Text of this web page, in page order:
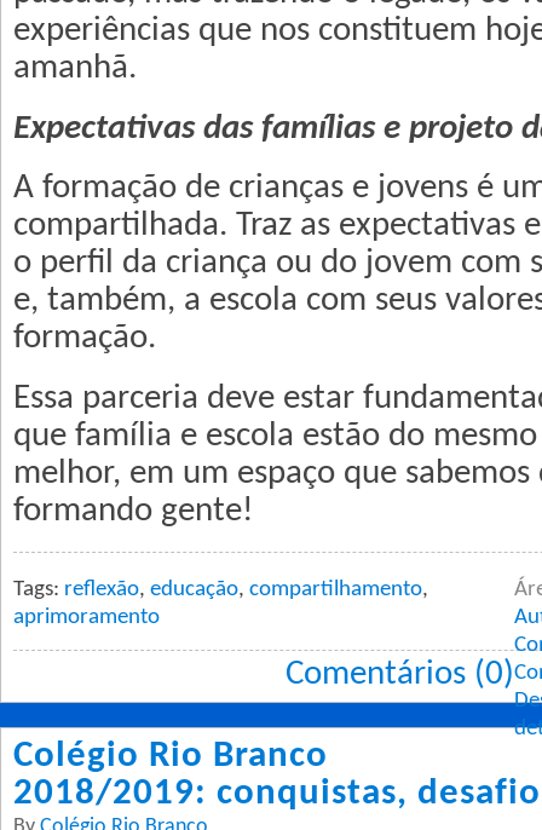
experiências que nos constituem
amanhã.
Expectativas das famílias e projeto
A formação de crianças e jovens é
compartilhada. Traz as expectativas
o perfil da criança ou do jovem com
e, também, a escola com seus
formação.
Essa parceria deve estar
que família e escola estão do
melhor, em um espaço que
formando gente!
Tags: reflexão, educação, compartilhamento,
aprimoramento
Comentários (0)
Colégio Rio Branco
2018/2019: conquistas,